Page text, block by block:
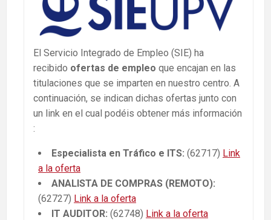
El Servicio Integrado de Empleo (SIE) ha
recibido ofertas de empleo que encajan en las
titulaciones que se imparten en nuestro centro. A
continuación, se indican dichas ofertas junto con
un link en el cual podéis obtener más información
:
Especialista en Tráfico e ITS: (62717) Link
a la oferta
ANALISTA DE COMPRAS (REMOTO):
(62727) Link a la oferta
IT AUDITOR: (62748) Link a la oferta